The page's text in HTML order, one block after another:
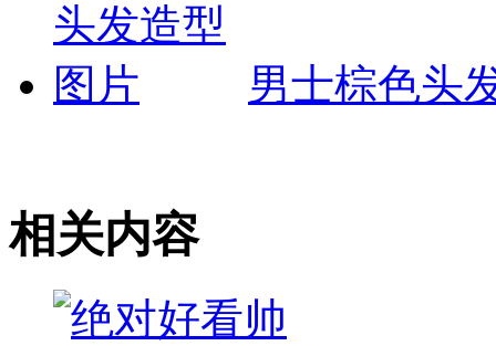
男士棕色头
相关内容